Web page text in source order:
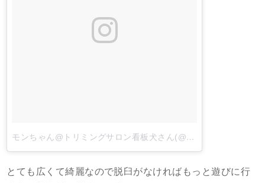
モンちゃん@トリミングサロン看板犬さん(@petitmontblanc817)がシェアした投稿
とても広くて綺麗なので脱臼がなければもっと遊びに行